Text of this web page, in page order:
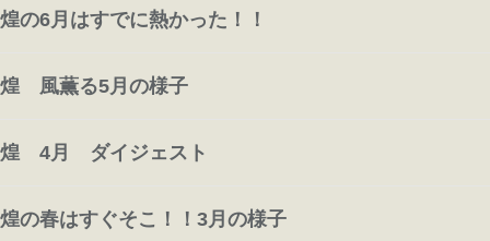
煌の6月はすでに熱かった！！
煌 風薫る5月の様子
煌 4月 ダイジェスト
煌の春はすぐそこ！！3月の様子